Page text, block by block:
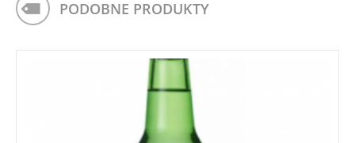
PODOBNE PRODUKTY